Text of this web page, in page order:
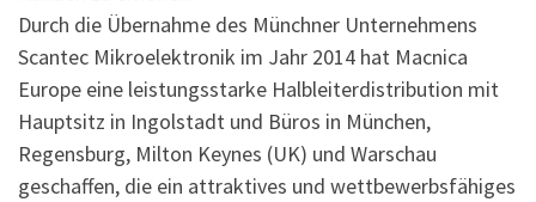
Durch die Übernahme des Münchner Unternehmens
Scantec Mikroelektronik im Jahr 2014 hat Macnica
Europe eine leistungsstarke Halbleiterdistribution mit
Hauptsitz in Ingolstadt und Büros in München,
Regensburg, Milton Keynes (UK) und Warschau
geschaffen, die ein attraktives und wettbewerbsfähiges